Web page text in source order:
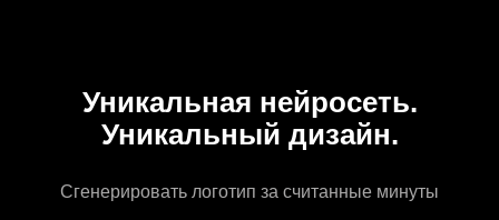
Уникальная нейросеть.
Уникальный дизайн.
Сгенерировать логотип за считанные минуты